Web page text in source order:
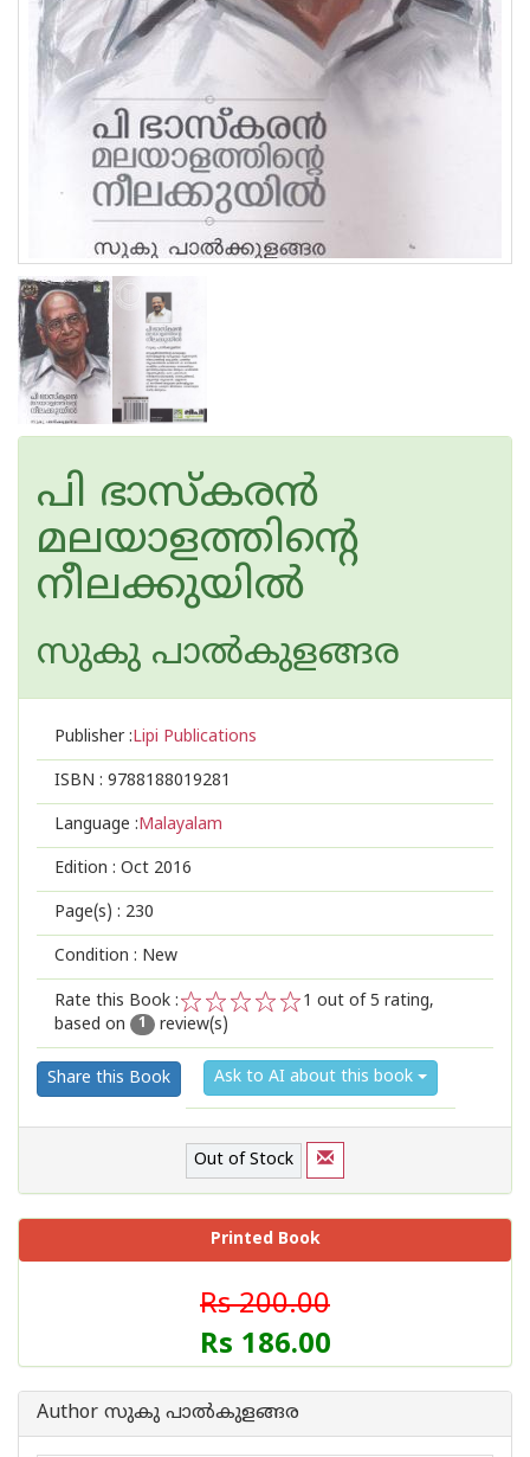
പി ഭാസ്കരന്‍
മലയാളത്തിന്റെ
നീലക്കുയില്‍
സുകു പാല്‍കുളങ്ങര
Publisher :Lipi Publications
ISBN : 9788188019281
Language :Malayalam
Edition : Oct 2016
Page(s) : 230
Condition : New
Rate this Book :
2
1
1 out of 5 rating,
based on
1 review(s)
Share this Book Ask to AI about this book
Out of Stock
Printed Book
Rs 200.00
Rs 186.00
Author സുകു പാല്‍കുളങ്ങര